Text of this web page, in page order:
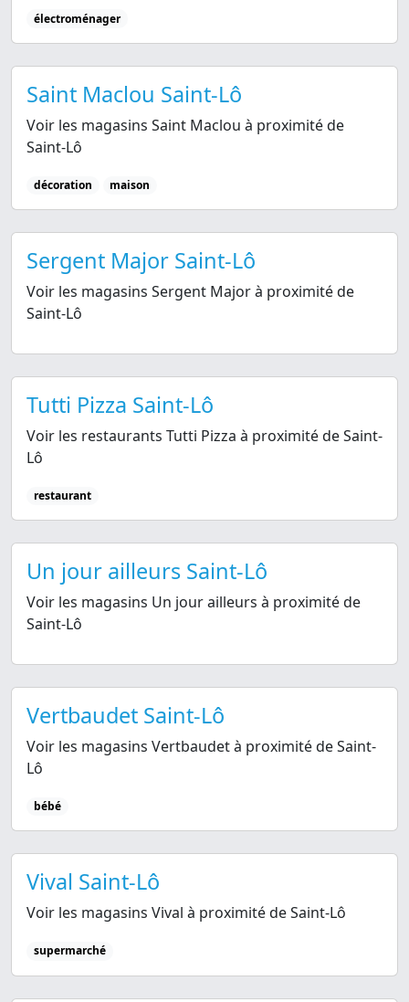
électroménager
Saint Maclou Saint-Lô
Voir les magasins Saint Maclou à proximité de
Saint-Lô
décoration maison
Sergent Major Saint-Lô
Voir les magasins Sergent Major à proximité de
Saint-Lô
Tutti Pizza Saint-Lô
Voir les restaurants Tutti Pizza à proximité de Saint-
Lô
restaurant
Un jour ailleurs Saint-Lô
Voir les magasins Un jour ailleurs à proximité de
Saint-Lô
Vertbaudet Saint-Lô
Voir les magasins Vertbaudet à proximité de Saint-
Lô
bébé
Vival Saint-Lô
Voir les magasins Vival à proximité de Saint-Lô
supermarché